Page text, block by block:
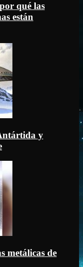
qué las
están
y
metálicas de